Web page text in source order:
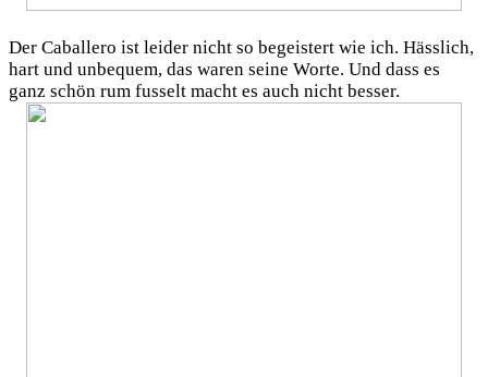
Der Caballero ist leider nicht so begeistert wie ich. Hässlich,
hart und unbequem, das waren seine Worte. Und dass es
ganz schön rum fusselt macht es auch nicht besser.